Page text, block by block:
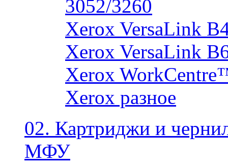
3052/3260
Xerox VersaLink
Xerox VersaLink
Xerox
Xerox разное
02. Картриджи и
МФУ